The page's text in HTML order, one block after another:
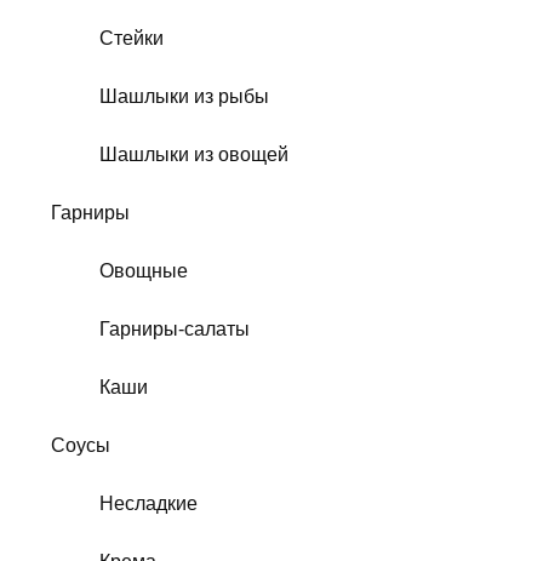
Стейки
Шашлыки из рыбы
Шашлыки из овощей
Гарниры
Овощные
Гарниры-салаты
Каши
Соусы
Несладкие